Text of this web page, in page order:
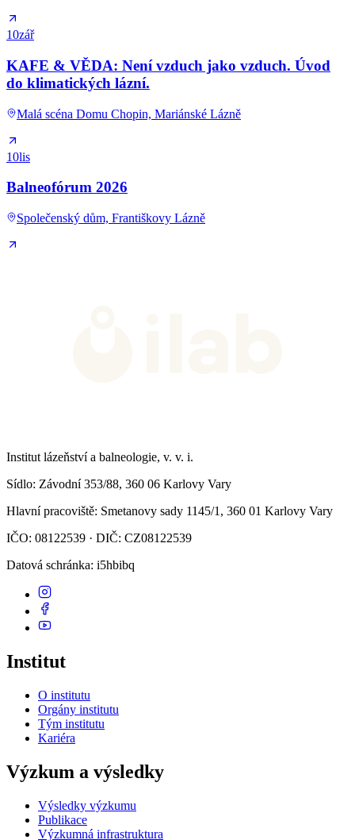
10zář
KAFE & VĚDA: Není vzduch jako vzduch. Úvod
do klimatických lázní.
Malá scéna Domu Chopin, Mariánské Lázně
10lis
Balneofórum 2026
Společenský dům, Františkovy Lázně
Institut lázeňství a balneologie, v. v. i.
Sídlo: Závodní 353/88, 360 06 Karlovy Vary
Hlavní pracoviště: Smetanovy sady 1145/1, 360 01 Karlovy Vary
IČO: 08122539 · DIČ: CZ08122539
Datová schránka: i5hbibq
Institut
O institutu
Orgány institutu
Tým institutu
Kariéra
Výzkum a výsledky
Výsledky výzkumu
Publikace
Výzkumná infrastruktura